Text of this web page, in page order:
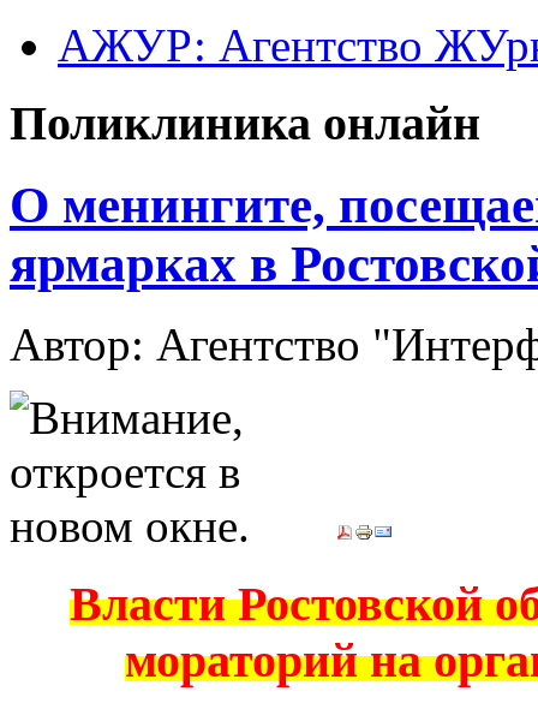
АЖУР: Агентство
Поликлиника онлайн
О менингите,
ярмарках в
Автор: Агентство
Власти Ростовской
мораторий на